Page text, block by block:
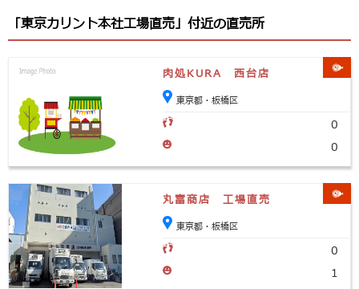
「東京カリント本社工場直売」付近の直売所
肉処KURA 西台店
東京都・板橋区
0
0
丸富商店 工場直売
東京都・板橋区
0
1